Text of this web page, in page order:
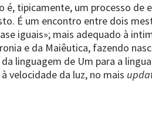
tipicamente, um processo de
É um encontro entre dois
iguais»; mais adequado à
e da Maiêutica, fazendo
linguagem de Um para a
velocidade da luz, no mais